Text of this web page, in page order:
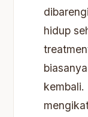
hidup
kembali.